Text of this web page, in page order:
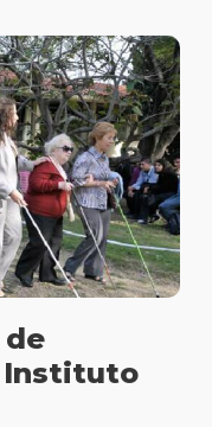
Instituto